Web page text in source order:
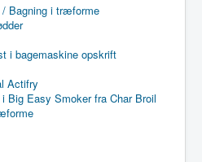
Bagning i træforme
i bagemaskine opskrift
Actifry
Easy Smoker fra Char Broil